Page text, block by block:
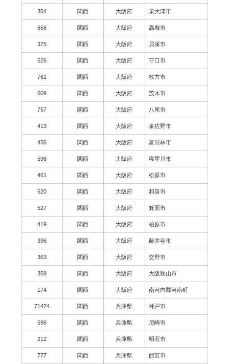
354 関西 大阪府 泉大津市
656 関西 大阪府 高槻市
375 関西 大阪府 貝塚市
526 関西 大阪府 守口市
761 関西 大阪府 枚方市
609 関西 大阪府 茨木市
757 関西 大阪府 八尾市
413 関西 大阪府 泉佐野市
456 関西 大阪府 富田林市
598 関西 大阪府 寝屋川市
461 関西 大阪府 松原市
520 関西 大阪府 和泉市
527 関西 大阪府 箕面市
419 関西 大阪府 柏原市
396 関西 大阪府 藤井寺市
363 関西 大阪府 交野市
359 関西 大阪府 大阪狭山市
174 関西 大阪府 南河内郡河南町
71474 関西 兵庫県 神戸市
596 関西 兵庫県 尼崎市
212 関西 兵庫県 明石市
777 関西 兵庫県 西宮市